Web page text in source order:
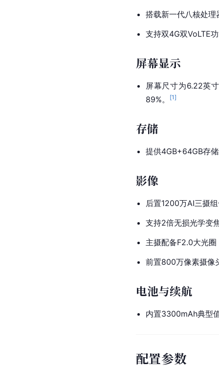
搭载新一代八核处
支持双4G双VoLTE
屏幕显示
屏幕尺寸为6.22英
89%。
[1]
存储
提供4GB+64GB存
影像
后置1200万AI三摄
支持2倍无损光学变
主摄配备F2.0大光
前置800万像素摄像
电池与续航
内置3300mAh典型
配置参数